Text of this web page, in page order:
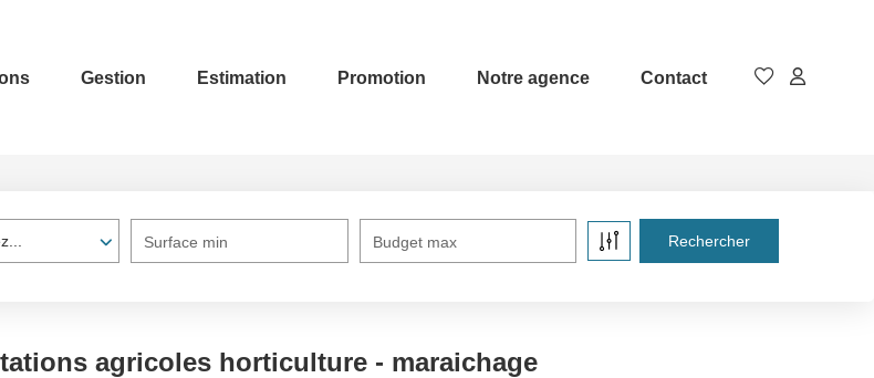
Gestion Estimation Promotion Notre agence Contact
Surface min Budget max
agricoles horticulture - maraichage